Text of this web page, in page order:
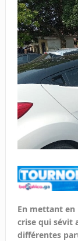
En mettant en
crise qui sévit
différentes